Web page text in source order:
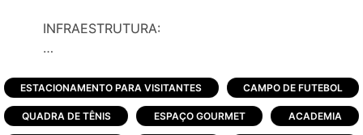
INFRAESTRUTURA:
-Concierge
-Lounge /estar - espaço de integração do
condomínio
ESTACIONAMENTO PARA VISITANTES CAMPO DE FUTEBOL
QUADRA DE TÊNIS ESPAÇO GOURMET ACADEMIA